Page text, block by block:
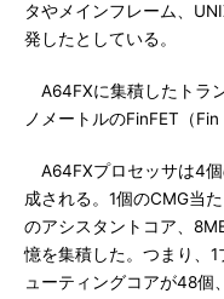
タやメインフレーム、
発したとしている。
A64FXに集積したトラ
ノメートルのFinFET（
A64FXプロセッサは4
成される。1個のCMG当
のアシスタントコア、
憶を集積した。つまり、
ューティングコアが48個